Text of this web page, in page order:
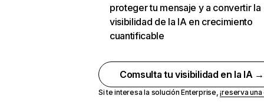
proteger tu mensaje y a convertir la
visibilidad de la IA en crecimiento
cuantificable
Comsulta tu visibilidad en la IA →
Si te interesa la solución Enterprise,¡reserva